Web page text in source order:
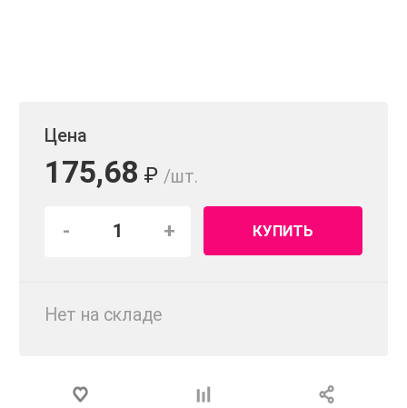
Цена
175,68 ₽ /шт.
- + КУПИТЬ
Нет на складе